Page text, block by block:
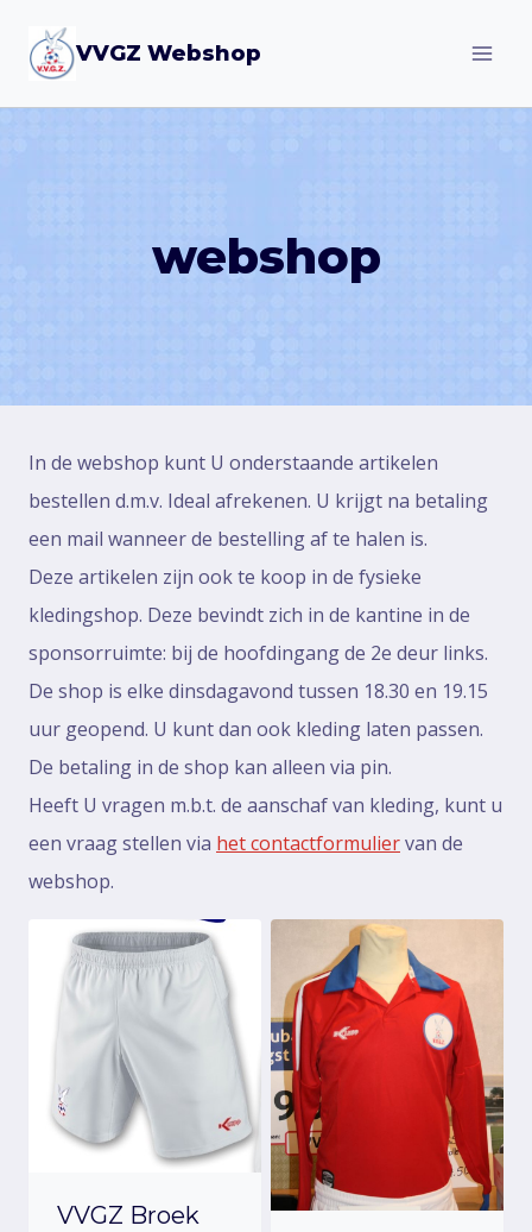
naar
VVGZ Webshop
webshop
In de webshop kunt U onderstaande artikelen
bestellen d.m.v. Ideal afrekenen. U krijgt na betaling
een mail wanneer de bestelling af te halen is.
Deze artikelen zijn ook te koop in de fysieke
kledingshop. Deze bevindt zich in de kantine in de
sponsorruimte: bij de hoofdingang de 2e deur links.
De shop is elke dinsdagavond tussen 18.30 en 19.15
uur geopend. U kunt dan ook kleding laten passen.
De betaling in de shop kan alleen via pin.
Heeft U vragen m.b.t. de aanschaf van kleding, kunt u
een vraag stellen via het contactformuliervan de
webshop.
VVGZ Broek